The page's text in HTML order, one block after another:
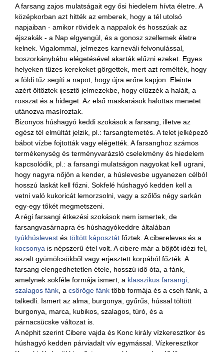
A farsang zajos mulatságait egy ősi hiedelem hívta életre. A
középkorban azt hitték az emberek, hogy a tél utolsó
napjaiban - amikor rövidek a nappalok és hosszúak az
éjszakák - a Nap elgyengül, és a gonosz szellemek életre
kelnek. Vigalommal, jelmezes karneváli felvonulással,
boszorkánybábu elégetésével akarták elűzni ezeket. Egyes
helyeken tüzes kerekeket görgettek, mert azt remélték, hogy
a földi tűz segíti a napot, hogy újra erőre kapjon. Eleinte
azért öltöztek ijesztő jelmezekbe, hogy elűzzék a halált, a
rosszat és a hideget. Az első maskarások halottas menetet
utánozva masíroztak.
Bizonyos húshagyó keddi szokások a farsang, illetve az
egész tél elmúltát jelzik, pl.: farsangtemetés. A telet jelképező
bábot vízbe fojtották vagy elégették. A farsanghoz számos
termékenység és terményvarázsló cselekmény és hiedelem
kapcsolódik, pl.: a farsangi mulatságon nagyokat kell ugrani,
hogy nagyra nőjön a kender, a húslevesbe ugyanezen célból
hosszú laskát kell főzni. Sokfelé húshagyó kedden kell a
vetni való kukoricát lemorzsolni, vagy a szőlős négy sarkán
egy-egy tőkét megmetszeni.
A régi farsangi étkezési szokások nem ismertek, de
farsangvasárnapra és húshagyókeddre általában
tyúkhúslevest éstöltött káposztát főztek. A cibereleves és a
kocsonya is népszerű étel volt. A cibere már a böjtöt idézi fel,
aszalt gyümölcsökből vagy erjesztett korpából főzték. A
farsang elengedhetetlen étele, hosszú idő óta, a fánk,
amelynek sokféle formája ismert, a klasszikus farsangi,
szalagos fánk , acsöröge fánk több formája és a cseh fánk, a
talkedli. Ismert az alma, burgonya, gyűrűs, hússal töltött
burgonya, marca, kubikos, szalagos, túró, és a
párnacsücske változat is.
A néphit szerint Cibere vajda és Konc király vízkeresztkor és
húshagyó kedden párviadalt vív egymással. Vízkeresztkor